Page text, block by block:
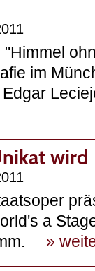
"Himmel
im
Edgar
wird
a
»